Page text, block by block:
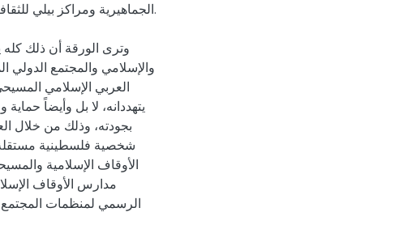
الجماهيرية ومراكز بيلي
وترى الورقة أن ذلك كله
والإسلامي والمجتمع
العربي الإسلامي
يتهددانه، لا بل وأيضاً
بجودته، وذلك من خلال
شخصية فلسطينية
الأوقاف الإسلامية
مدارس الأوقاف
الرسمي لمنظمات المجتمع